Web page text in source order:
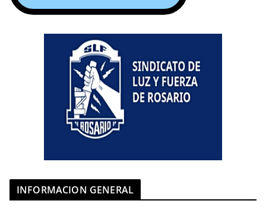
INFORMACION GENERAL